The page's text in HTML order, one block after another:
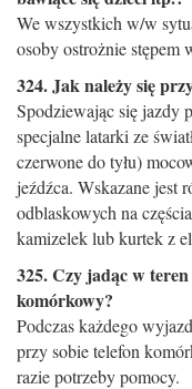
We wszystkich w/w
osoby ostrożnie stępem
324. Jak należy się
Spodziewając się jazdy
specjalne latarki ze
czerwone do tyłu)
jeźdźca. Wskazane jest
odblaskowych na
kamizelek lub kurtek z
325. Czy jadąc w
komórkowy?
Podczas każdego
przy sobie telefon
razie potrzeby pomocy.